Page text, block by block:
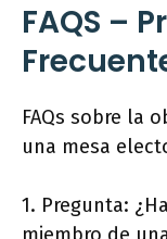
FAQS –
FAQs sobre la
una mesa
1. Pregunta: